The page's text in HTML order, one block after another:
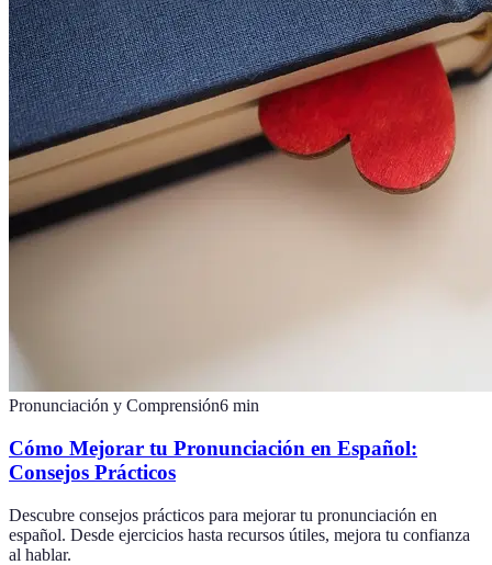
Pronunciación y Comprensión6 min
Cómo Mejorar tu Pronunciación en Español:
Consejos Prácticos
Descubre consejos prácticos para mejorar tu pronunciación en
español. Desde ejercicios hasta recursos útiles, mejora tu confianza
al hablar.